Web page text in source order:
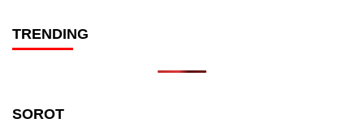
TRENDING
SOROT